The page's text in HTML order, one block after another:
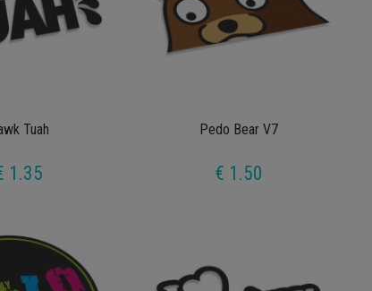
Tuah
1.35
Pedo Bear V7
€ 1.50